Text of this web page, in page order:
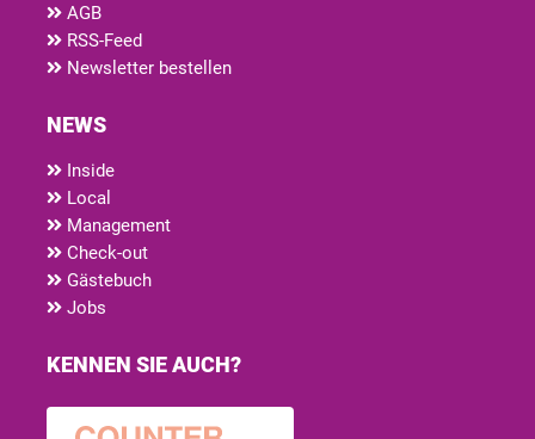
AGB
RSS-Feed
Newsletter bestellen
NEWS
Inside
Local
Management
Check-out
Gästebuch
Jobs
KENNEN SIE AUCH?